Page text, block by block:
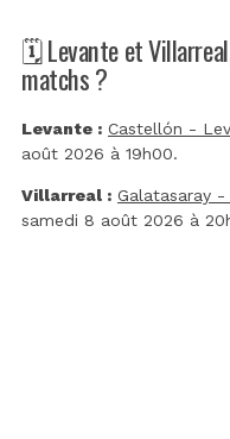
🗓️ Levante et
matchs ?
Levante : Castellón -
août 2026 à 19h00.
Villarreal : Galatasaray
samedi 8 août 2026 à